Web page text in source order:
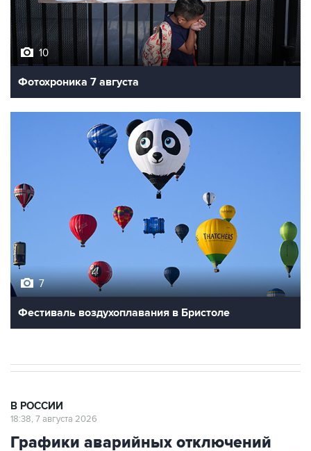
10
Фотохроника 7 августа
7
Фестиваль воздухоплавания в Бристоле
В РОССИИ
18:38, 7 августа 2026
Графики аварийных отключений